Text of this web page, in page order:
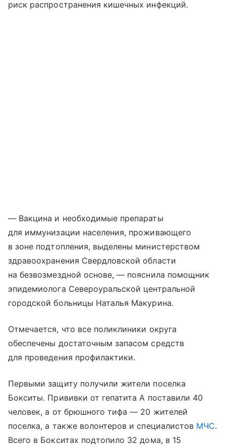
риск распространения кишечных инфекций.
— Вакцина и необходимые препараты
для иммунизации населения, проживающего
в зоне подтопления, выделены министерством
здравоохранения Свердловской области
на безвозмездной основе, — пояснила помощник
эпидемиолога Североуральской центральной
городской больницы Наталья Макурина.
Отмечается, что все поликлиники округа
обеспечены достаточным запасом средств
для проведения профилактики.
Первыми защиту получили жители поселка
Бокситы. Прививки от гепатита А поставили 40
человек, а от брюшного тифа — 20 жителей
поселка, а также волонтеров и специалистов МЧС.
Всего в Бокситах подтопило 32 дома, в 15